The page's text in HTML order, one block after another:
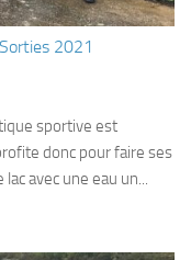
Sorties 2021
sportive est
donc pour faire ses
avec une eau un...